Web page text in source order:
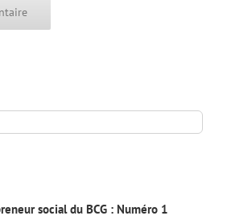
social du BCG : Numéro 1